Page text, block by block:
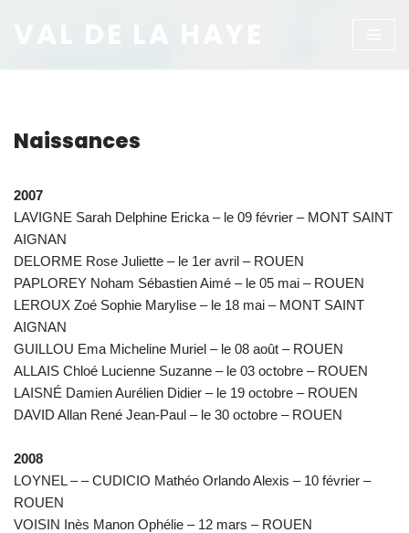
VAL DE LA HAYE
Naissances
2007
LAVIGNE Sarah Delphine Ericka – le 09 février – MONT SAINT
AIGNAN
DELORME Rose Juliette – le 1er avril – ROUEN
PAPLOREY Noham Sébastien Aimé – le 05 mai – ROUEN
LEROUX Zoé Sophie Marylise – le 18 mai – MONT SAINT
AIGNAN
GUILLOU Ema Micheline Muriel – le 08 août – ROUEN
ALLAIS Chloé Lucienne Suzanne – le 03 octobre – ROUEN
LAISNÉ Damien Aurélien Didier – le 19 octobre – ROUEN
DAVID Allan René Jean-Paul – le 30 octobre – ROUEN
2008
LOYNEL – – CUDICIO Mathéo Orlando Alexis – 10 février –
ROUEN
VOISIN Inès Manon Ophélie – 12 mars – ROUEN